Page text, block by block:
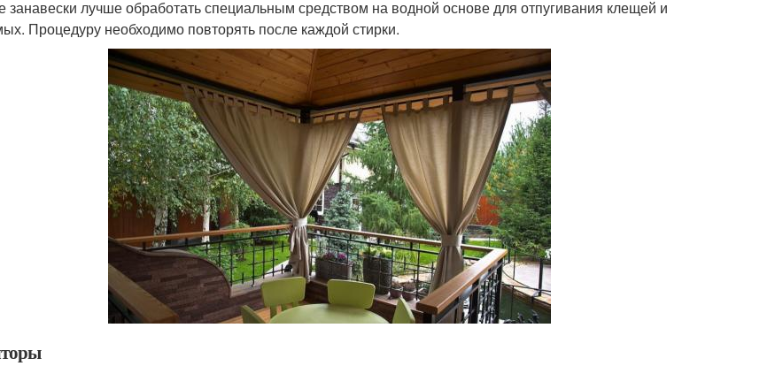
занавески лучше обработать специальным средством на водной основе для отпугивания клещей и
Процедуру необходимо повторять после каждой стирки.